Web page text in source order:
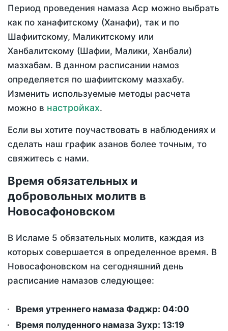
Период проведения намаза Аср можно выбрать
как по ханафитскому (Ханафи), так и по
Шафиитскому, Маликитскому или
Ханбалитскому (Шафии, Малики, Ханбали)
мазхабам. В данном расписании намоз
определяется по шафиитскому мазхабу.
Изменить используемые методы расчета
можно в настройках.
Если вы хотите поучаствовать в наблюдениях и
сделать наш график азанов более точным, то
свяжитесь с нами.
Время обязательных и
добровольных молитв в
Новосафоновском
В Исламе 5 обязательных молитв, каждая из
которых совершается в определенное время. В
Новосафоновском на сегодняшний день
расписание намазов следующее:
Время утреннего намаза Фаджр: 04:00
Время полуденного намаза Зухр: 13:19